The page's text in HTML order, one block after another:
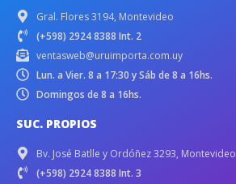
Gral. Flores 3194, Montevideo
(+598) 2924 8388 Int. 2
ventasweb@uruimporta.com.uy
Lun. a Vier. 8 a 17:30 y Sáb de 8 a 16hs.
Domingos de 8 a 16hs.
SUC. PROPIOS
Bv. José Batlle y Ordóñez 3293, Montevideo
(+598) 2924 8388 Int. 3